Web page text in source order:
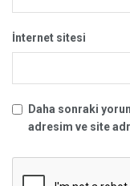
İnternet sitesi
Daha sonraki
adresim ve site